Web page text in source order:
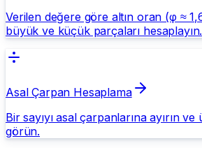
Verilen değere göre altın oran (φ ≈
büyük ve küçük parçaları hesaplayın.
Asal Çarpan Hesaplama
Bir sayıyı asal çarpanlarına ayırın
görün.